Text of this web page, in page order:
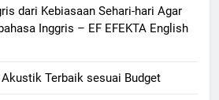
dari Kebiasaan Sehari-hari Agar
Inggris – EF EFEKTA English
Terbaik sesuai Budget